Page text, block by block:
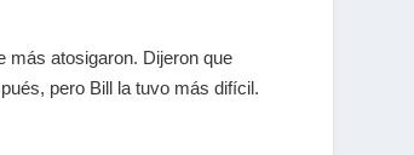
más atosigaron. Dijeron que
pero Bill la tuvo más difícil.